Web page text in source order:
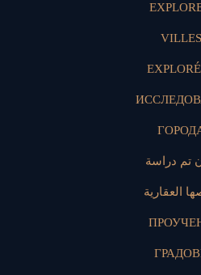
VILLES
تم دراسة
العقارية